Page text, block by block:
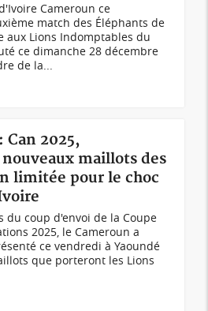
Cameroun ce
match des Éléphants de
aux Lions Indomptables du
ce dimanche 28 décembre
de la...
Can 2025,
maillots des
limitée pour le choc
du coup d'envoi de la Coupe
2025, le Cameroun a
ce vendredi à Yaoundé
que porteront les Lions